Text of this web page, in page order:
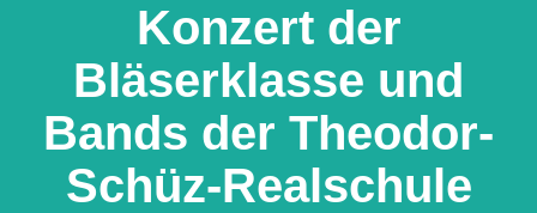
Konzert der
Bläserklasse und
Bands der Theodor-
Schüz-Realschule